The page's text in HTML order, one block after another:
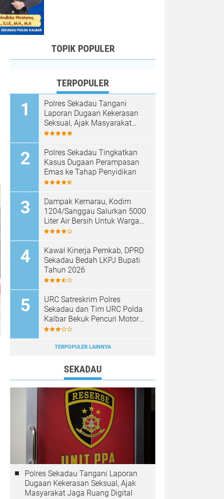
TOPIK POPULER
TERPOPULER
Polres Sekadau Tangani
Laporan Dugaan Kekerasan
Seksual, Ajak Masyarakat
Jaga Ruang Digital
Polres Sekadau Tingkatkan
Kasus Dugaan Perampasan
Emas ke Tahap Penyidikan
Dampak Kemarau, Kodim
1204/Sanggau Salurkan 5000
Liter Air Bersih Untuk Warga
Desa Entakai
Kawal Kinerja Pemkab, DPRD
Sekadau Bedah LKPJ Bupati
Tahun 2026
URC Satreskrim Polres
Sekadau dan Tim URC Polda
Kalbar Bekuk Pencuri Motor
KLX, Satu Pelaku Masih
TERPOPULER LAINNYA
SEKADAU
Polres Sekadau Tangani Laporan
Dugaan Kekerasan Seksual, Ajak
Masyarakat Jaga Ruang Digital